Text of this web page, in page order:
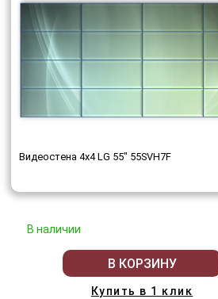
Видеостена 4x4 LG 55" 55SVH7F
В наличии
В КОРЗИНУ
Купить в 1 клик